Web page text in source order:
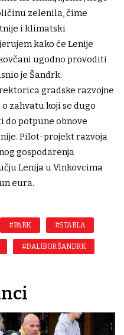
zelenila, čime
i klimatski
kako će Lenije
ugodno provoditi
je Šandrk.
gradske razvojne
zahvatu koji se dugo
do potpune obnove
Pilot-projekt razvoja
gospodarenja
Lenija u Vinkovcima
eura.
#PARK #STABLA
#DALIBOR ŠANDRK